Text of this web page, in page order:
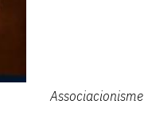
Associacionisme